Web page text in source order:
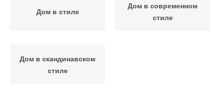
Дом в стиле
Дом в современном
стиле
Дом в скандинавском
стиле